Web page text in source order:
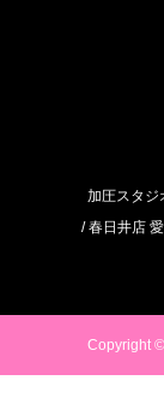
加圧スタジ
/ 春日井店
Copyright ©